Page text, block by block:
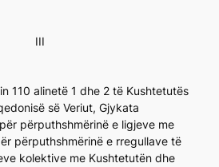
III
110 alinetë 1 dhe 2 të Kushtetutës
së Veriut, Gjykata
përputhshmërinë e ligjeve me
përputhshmërinë e rregullave të
kolektive me Kushtetutën dhe